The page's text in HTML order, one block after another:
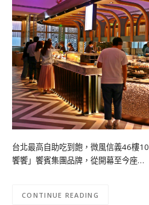
台北最高自助吃到飽，微風信義46樓
饗饗」饗賓集團品牌，從開幕至今座…
CONTINUE READING